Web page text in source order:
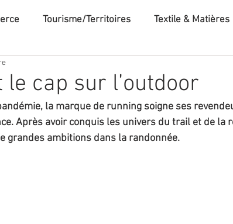
Tourisme/Territoires Textile & Matières
Fédérations distribution
le cap sur l’outdoor
la marque de running soigne ses
Après avoir conquis les univers du trail et de la
grandes ambitions dans la randonnée.